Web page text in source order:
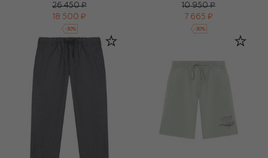
26 450 ₽
18 500 ₽
-30%
10 950 ₽
7 665 ₽
-30%